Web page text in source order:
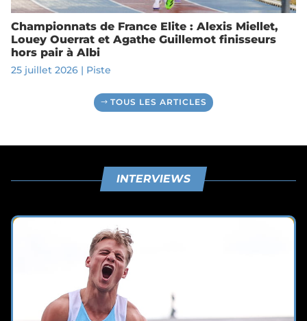
Championnats de France Elite : Alexis Miellet,
Louey Ouerrat et Agathe Guillemot finisseurs
hors pair à Albi
25 juillet 2026| Piste
TOUS LES ARTICLES
INTERVIEWS